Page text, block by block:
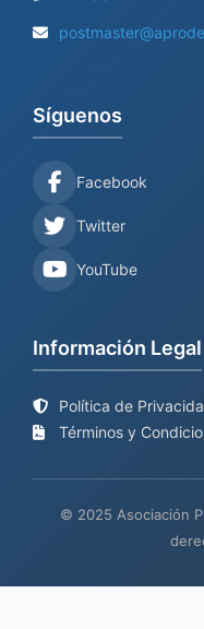
Síguenos
Facebook
Twitter
YouTube
Información Legal
Política de
Términos y
© 2025 Asociación